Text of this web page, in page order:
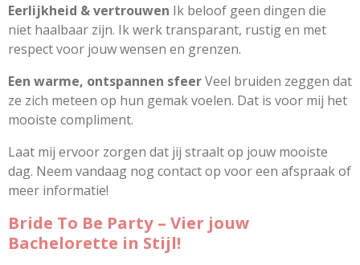
Eerlijkheid & vertrouwen Ik beloof geen dingen die
niet haalbaar zijn. Ik werk transparant, rustig en met
respect voor jouw wensen en grenzen.
Een warme, ontspannen sfeerVeel bruiden zeggen dat
ze zich meteen op hun gemak voelen. Dat is voor mij het
mooiste compliment.
Laat mij ervoor zorgen dat jij straalt op jouw mooiste
dag. Neem vandaag nog contact op voor een afspraak of
meer informatie!
Bride To Be Party – Vier jouw
Bachelorette in Stijl!